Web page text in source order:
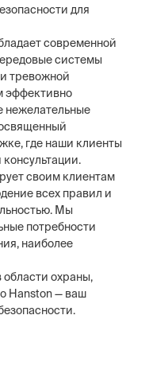
для
современной
системы
тревожной
эффективно
нежелательные
где наши клиенты
своим клиентам
всех правил и
Мы
потребности
наиболее
охраны,
Hanston — ваш